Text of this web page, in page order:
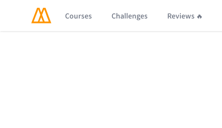
Courses Challenges Reviews 🔥